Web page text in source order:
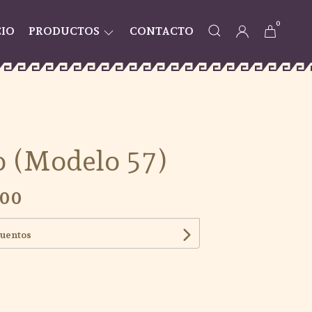
PRODUCTOS CONTACTO
0
(Modelo 57)